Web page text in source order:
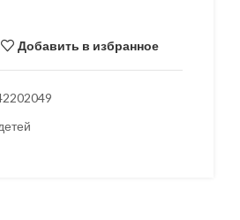
Добавить в избранное